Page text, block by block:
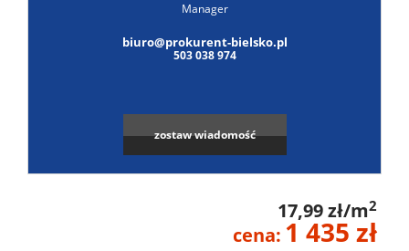
Manager
biuro@prokurent-bielsko.pl
503 038 974
zostaw wiadomość
17,99 zł/m2
cena: 1 435 zł